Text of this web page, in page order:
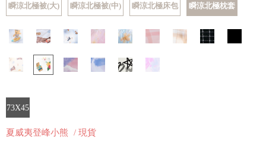
瞬涼北極被(大) 瞬涼北極被(中) 瞬涼北極床包 瞬涼北極枕套
73X45
夏威夷登峰小熊 / 現貨